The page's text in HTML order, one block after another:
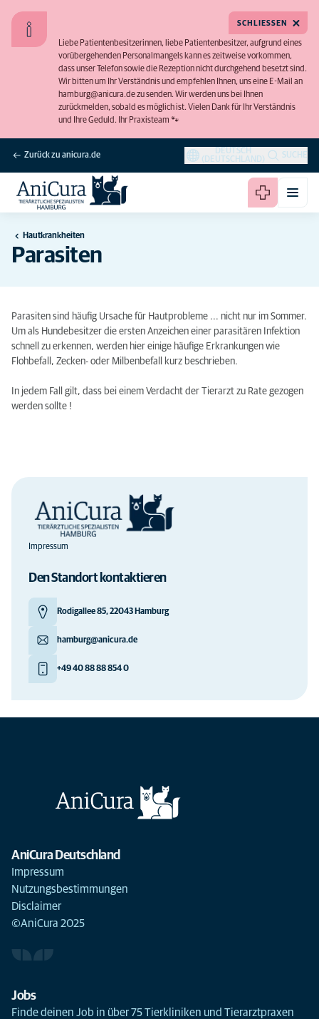
Liebe Patientenbesitzerinnen, liebe Patientenbesitzer, aufgrund eines
vorübergehenden Personalmangels kann es zeitweise vorkommen,
dass unser Telefon sowie die Rezeption nicht durchgehend besetzt sind.
Wir bitten um Ihr Verständnis und empfehlen Ihnen, uns eine E-Mail an
hamburg@anicura.de zu senden. Wir werden uns bei Ihnen
zurückmelden, sobald es möglich ist. Vielen Dank für Ihr Verständnis
und Ihre Geduld. Ihr Praxisteam 🐾
SCHLIESSEN
Zurück zu anicura.de
DEUTSCH
(DEUTSCHLAND)
SUCHE
Hautkrankheiten
Parasiten
Parasiten sind häufig Ursache für Hautprobleme ... nicht nur im Sommer.
Um als Hundebesitzer die ersten Anzeichen einer parasitären Infektion
schnell zu erkennen, werden hier einige häufige Erkrankungen wie
Flohbefall, Zecken- oder Milbenbefall kurz beschrieben.
In jedem Fall gilt, dass bei einem Verdacht der Tierarzt zu Rate gezogen
werden sollte !
Impressum
Den Standort kontaktieren
Rodigallee 85, 22043 Hamburg
hamburg@anicura.de
+49 40 88 88 854 0
AniCura Deutschland
Impressum
Nutzungsbestimmungen
Disclaimer
©AniCura 2025
Jobs
Finde deinen Job in über 75 Tierkliniken und Tierarztpraxen